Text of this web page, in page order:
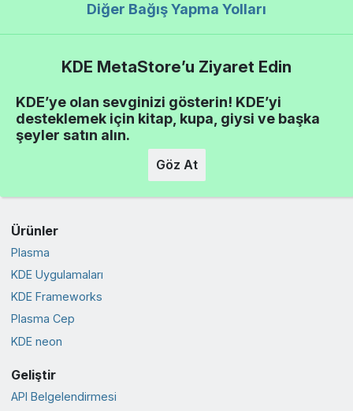
Diğer Bağış Yapma Yolları
KDE MetaStore’u Ziyaret Edin
KDE’ye olan sevginizi gösterin! KDE’yi
desteklemek için kitap, kupa, giysi ve başka
şeyler satın alın.
Göz At
Ürünler
Plasma
KDE Uygulamaları
KDE Frameworks
Plasma Cep
KDE neon
Geliştir
API Belgelendirmesi